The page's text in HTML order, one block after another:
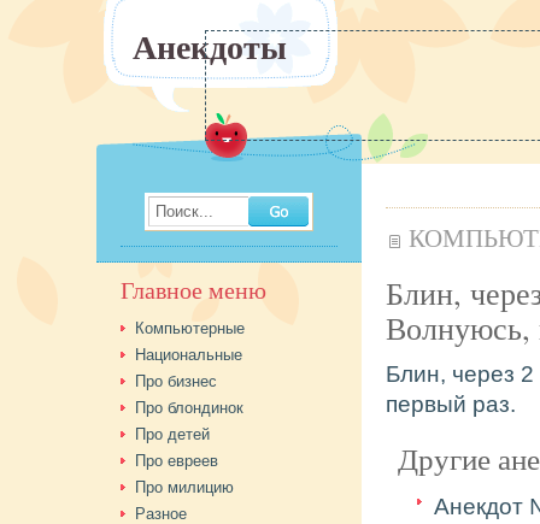
Анекдоты
Блин,
Волнуюсь,
Блин, через
первый раз.
Другие
Поиск...
Главное меню
Компьютерные
Национальные
Про бизнес
Про блондинок
Про детей
Про евреев
Про милицию
Разное